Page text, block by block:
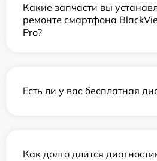
Какие запчасти вы
ремонте смартфона
Pro?
Есть ли у вас бесплатная
Как долго длится